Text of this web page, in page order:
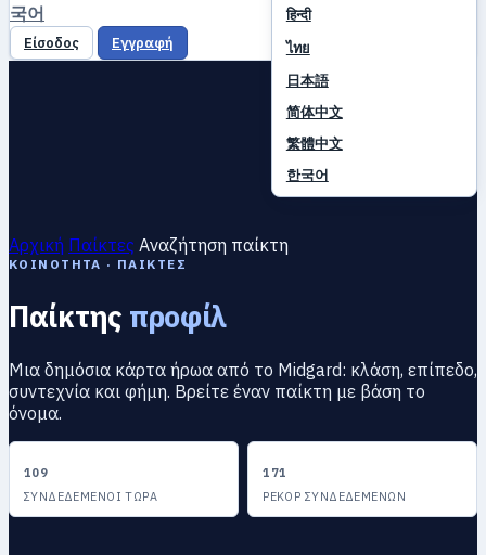
हिन्दी
ไทย
日本語
简体中文
繁體中文
한국어
국어
Είσοδος Εγγραφή
Αρχική Παίκτες Αναζήτηση παίκτη
ΚΟΙΝΌΤΗΤΑ · ΠΑΊΚΤΕΣ
Παίκτης προφίλ
Μια δημόσια κάρτα ήρωα από το Midgard: κλάση, επίπεδο,
συντεχνία και φήμη. Βρείτε έναν παίκτη με βάση το
όνομα.
109
ΣΥΝΔΕΔΕΜΈΝΟΙ ΤΏΡΑ
171
ΡΕΚΌΡ ΣΥΝΔΕΔΕΜΈΝΩΝ